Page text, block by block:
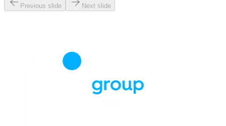
Previous slide Next slide